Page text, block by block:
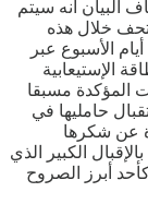
البيان أنه سيتم
خلال هذه
الأسبوع عبر
الإستيعابية
المؤكدة مسبقا
حامليها في
عن شكرها
الكبير الذي
أبرز الصروح